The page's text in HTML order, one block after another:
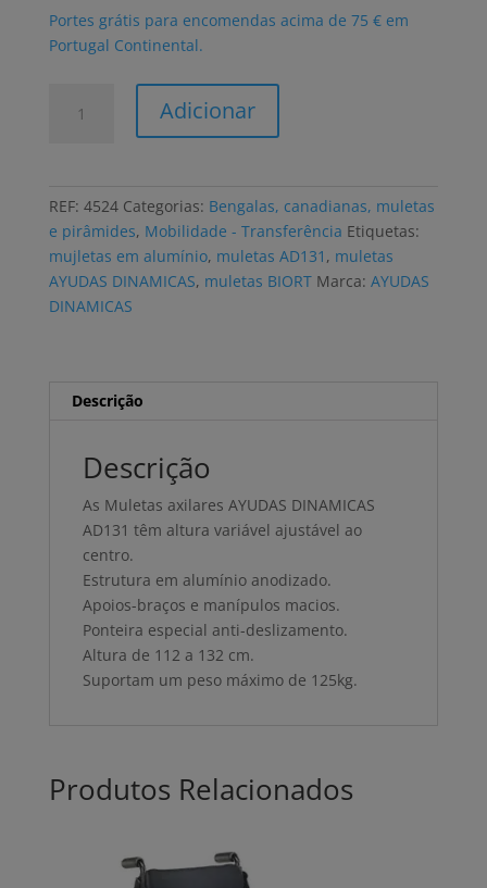
Portes grátis para encomendas acima de 75 € em
Portugal Continental.
DINAMICAS
AD131
par
Adicionar
REF: 4524 Categorias: Bengalas, canadianas, muletas
e pirâmides, Mobilidade - Transferência Etiquetas:
mujletas em alumínio, muletas AD131 , muletas
AYUDAS DINAMICAS, muletas BIORT Marca: AYUDAS
DINAMICAS
Descrição
Descrição
As Muletas axilares AYUDAS DINAMICAS
AD131 têm altura variável ajustável ao
centro.
Estrutura em alumínio anodizado.
Apoios-braços e manípulos macios.
Ponteira especial anti-deslizamento.
Altura de 112 a 132 cm.
Suportam um peso máximo de 125kg.
Produtos Relacionados